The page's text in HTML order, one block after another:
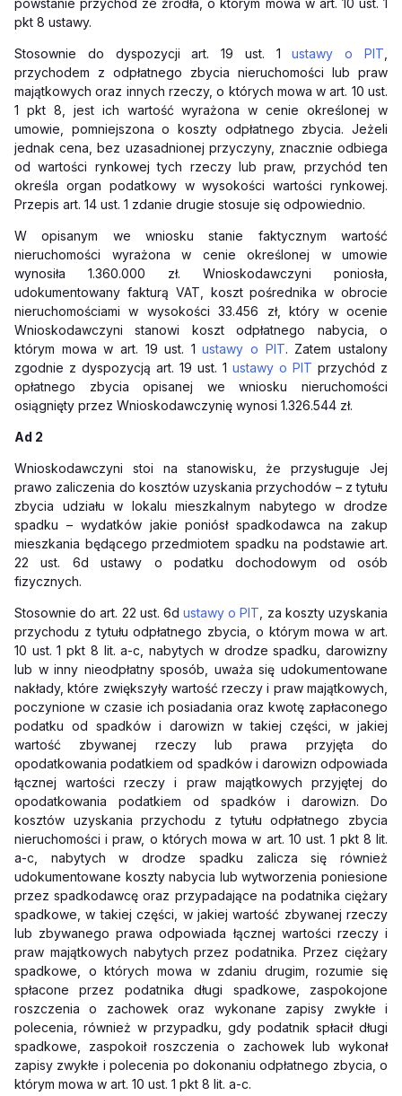
powstanie przychód ze źródła, o którym mowa w art. 10 ust. 1
pkt 8 ustawy.
Stosownie do dyspozycji art. 19 ust. 1ustawy o PIT
przychodem z odpłatnego zbycia nieruchomości lub praw
majątkowych oraz innych rzeczy, o których mowa w art. 10 ust.
1 pkt 8, jest ich wartość wyrażona w cenie określonej w
umowie, pomniejszona o koszty odpłatnego zbycia. Jeżeli
jednak cena, bez uzasadnionej przyczyny, znacznie odbiega
od wartości rynkowej tych rzeczy lub praw, przychód ten
określa organ podatkowy w wysokości wartości rynkowej.
Przepis art. 14 ust. 1 zdanie drugie stosuje się odpowiednio.
W opisanym we wniosku stanie faktycznym wartość
nieruchomości wyrażona w cenie określonej w umowie
wynosiła 1.360.000 zł. Wnioskodawczyni poniosła,
udokumentowany fakturą VAT, koszt pośrednika w obrocie
nieruchomościami w wysokości 33.456 zł, który w ocenie
Wnioskodawczyni stanowi koszt odpłatnego nabycia, o
którym mowa w art. 19 ust. 1ustawy o PIT. Zatem ustalony
zgodnie z dyspozycją art. 19 ust. 1 ustawy o PIT przychód z
opłatnego zbycia opisanej we wniosku nieruchomości
osiągnięty przez Wnioskodawczynię wynosi 1.326.544 zł.
Ad 2
Wnioskodawczyni stoi na stanowisku, że przysługuje Jej
prawo zaliczenia do kosztów uzyskania przychodów – z tytułu
zbycia udziału w lokalu mieszkalnym nabytego w drodze
spadku – wydatków jakie poniósł spadkodawca na zakup
mieszkania będącego przedmiotem spadku na podstawie art.
22 ust. 6d ustawy o podatku dochodowym od osób
fizycznych.
Stosownie do art. 22 ust. 6dustawy o PIT , za koszty uzyskania
przychodu z tytułu odpłatnego zbycia, o którym mowa w art.
10 ust. 1 pkt 8 lit. a-c, nabytych w drodze spadku, darowizny
lub w inny nieodpłatny sposób, uważa się udokumentowane
nakłady, które zwiększyły wartość rzeczy i praw majątkowych,
poczynione w czasie ich posiadania oraz kwotę zapłaconego
podatku od spadków i darowizn w takiej części, w jakiej
wartość zbywanej rzeczy lub prawa przyjęta do
opodatkowania podatkiem od spadków i darowizn odpowiada
łącznej wartości rzeczy i praw majątkowych przyjętej do
opodatkowania podatkiem od spadków i darowizn. Do
kosztów uzyskania przychodu z tytułu odpłatnego zbycia
nieruchomości i praw, o których mowa w art. 10 ust. 1 pkt 8 lit.
a-c, nabytych w drodze spadku zalicza się również
udokumentowane koszty nabycia lub wytworzenia poniesione
przez spadkodawcę oraz przypadające na podatnika ciężary
spadkowe, w takiej części, w jakiej wartość zbywanej rzeczy
lub zbywanego prawa odpowiada łącznej wartości rzeczy i
praw majątkowych nabytych przez podatnika. Przez ciężary
spadkowe, o których mowa w zdaniu drugim, rozumie się
spłacone przez podatnika długi spadkowe, zaspokojone
roszczenia o zachowek oraz wykonane zapisy zwykłe i
polecenia, również w przypadku, gdy podatnik spłacił długi
spadkowe, zaspokoił roszczenia o zachowek lub wykonał
zapisy zwykłe i polecenia po dokonaniu odpłatnego zbycia, o
którym mowa w art. 10 ust. 1 pkt 8 lit. a-c.